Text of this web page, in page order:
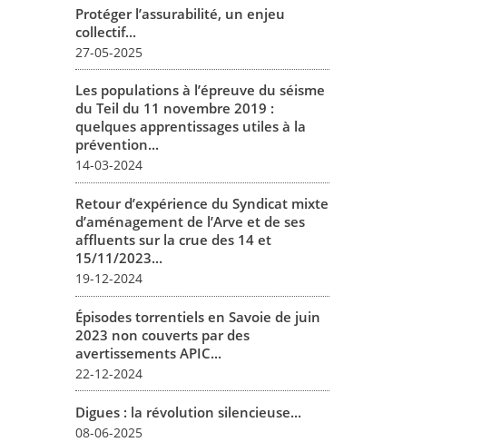
Protéger l’assurabilité, un enjeu
collectif...
27-05-2025
Les populations à l’épreuve du séisme
du Teil du 11 novembre 2019 :
quelques apprentissages utiles à la
prévention...
14-03-2024
Retour d’expérience du Syndicat mixte
d’aménagement de l’Arve et de ses
affluents sur la crue des 14 et
15/11/2023...
19-12-2024
Épisodes torrentiels en Savoie de juin
2023 non couverts par des
avertissements APIC...
22-12-2024
Digues : la révolution silencieuse...
08-06-2025